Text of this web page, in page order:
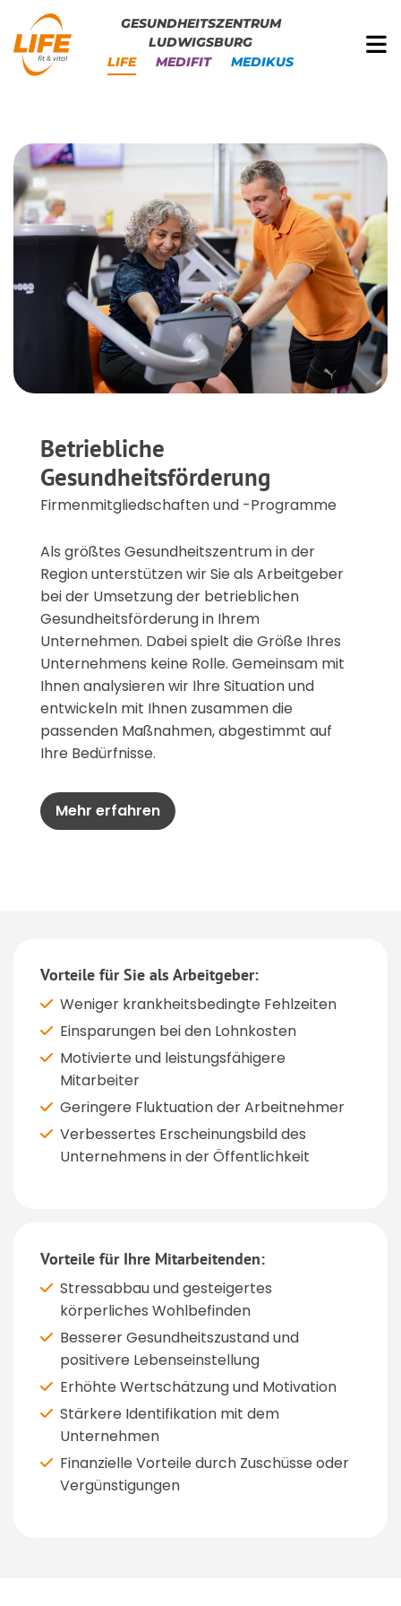
GESUNDHEITSZENTRUM
LUDWIGSBURG
LIFE
MEDIFIT MEDIKUS
Betriebliche
Gesundheitsförderung
Firmenmitgliedschaften und -Programme
Als größtes Gesundheitszentrum in der
Region unterstützen wir Sie als Arbeitgeber
bei der Umsetzung der betrieblichen
Gesundheitsförderung in Ihrem
Unternehmen. Dabei spielt die Größe Ihres
Unternehmens keine Rolle. Gemeinsam mit
Ihnen analysieren wir Ihre Situation und
entwickeln mit Ihnen zusammen die
passenden Maßnahmen, abgestimmt auf
Ihre Bedürfnisse.
Mehr erfahren
Vorteile für Sie als Arbeitgeber:
Weniger krankheitsbedingte Fehlzeiten
Einsparungen bei den Lohnkosten
Motivierte und leistungsfähigere
Mitarbeiter
Geringere Fluktuation der Arbeitnehmer
Verbessertes Erscheinungsbild des
Unternehmens in der Öffentlichkeit
Vorteile für Ihre Mitarbeitenden:
Stressabbau und gesteigertes
körperliches Wohlbefinden
Besserer Gesundheitszustand und
positivere Lebenseinstellung
Erhöhte Wertschätzung und Motivation
Stärkere Identifikation mit dem
Unternehmen
Finanzielle Vorteile durch Zuschüsse oder
Vergünstigungen